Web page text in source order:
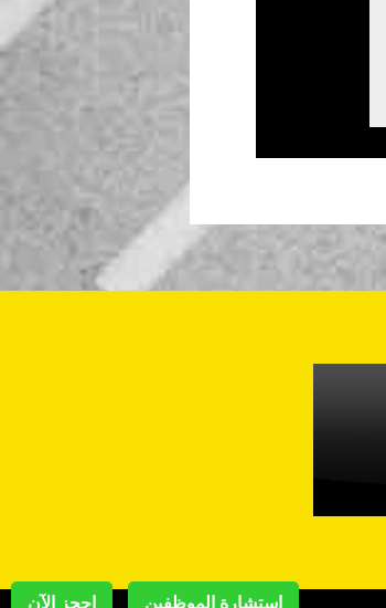
استشارة الموظفين احجز الآن